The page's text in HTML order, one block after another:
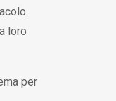
loro
per